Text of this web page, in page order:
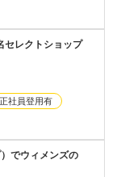
セレクトショップ
正社員登用有
でウィメンズの